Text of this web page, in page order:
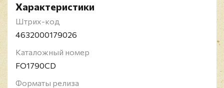
живых концертов). В дискографии группы более
десяти демок и компиляций, один бокс-сэт и три
полноформатных альбома.
Характеристики
Штрих-код
4632000179026
Каталожный номер
FO1790CD
Форматы релиза